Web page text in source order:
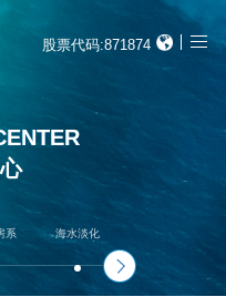
股票代码:871874
系
海水淡化 水电系统